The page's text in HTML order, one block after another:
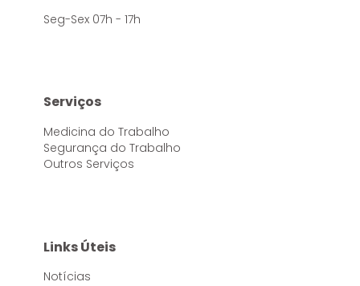
Seg-Sex 07h - 17h
Serviços
Medicina do Trabalho
Segurança do Trabalho
Outros Serviços
Links Úteis
Notícias